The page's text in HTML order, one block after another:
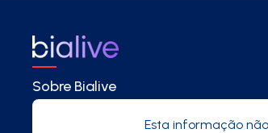
Sobre Bialive
Esta informação